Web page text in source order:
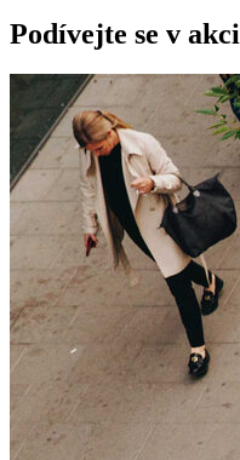
Podívejte se v akci